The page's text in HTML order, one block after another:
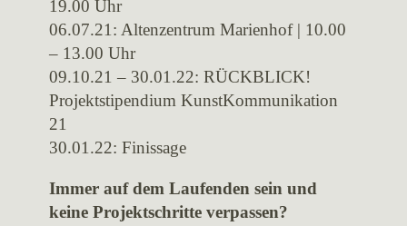
19.00 Uhr
06.07.21: Altenzentrum Marienhof | 10.00
– 13.00 Uhr
09.10.21 – 30.01.22: RÜCKBLICK!
Projektstipendium KunstKommunikation
21
30.01.22: Finissage
Immer auf dem Laufenden sein und
keine Projektschritte verpassen?